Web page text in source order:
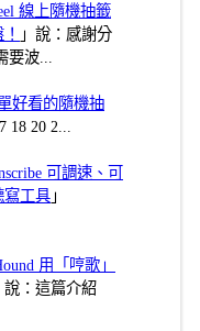
線上隨機抽籤
」說：感謝分
波...
好看的隨機抽
18 20 2...
可調速、可
寫工具 」
用「哼歌」
說：這篇介紹